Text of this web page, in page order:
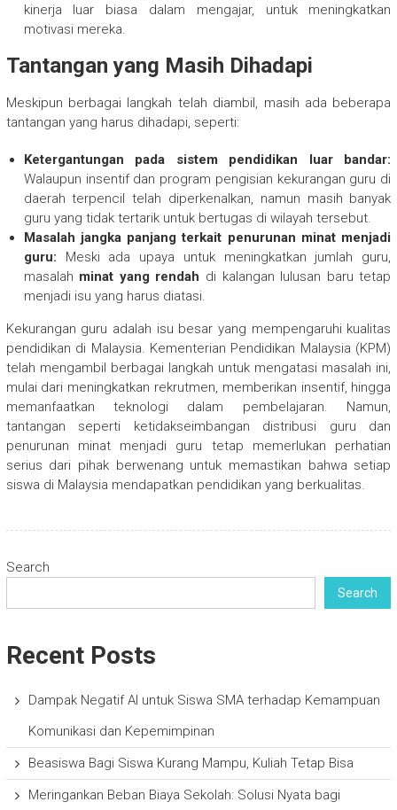
kinerja luar biasa dalam mengajar, untuk meningkatkan
motivasi mereka.
Tantangan yang Masih Dihadapi
Meskipun berbagai langkah telah diambil, masih ada beberapa
tantangan yang harus dihadapi, seperti:
Ketergantungan pada sistem pendidikan luar bandar:
Walaupun insentif dan program pengisian kekurangan guru di
daerah terpencil telah diperkenalkan, namun masih banyak
guru yang tidak tertarik untuk bertugas di wilayah tersebut.
Masalah jangka panjang terkait penurunan minat menjadi
guru: Meski ada upaya untuk meningkatkan jumlah guru,
masalah minat yang rendah di kalangan lulusan baru tetap
menjadi isu yang harus diatasi.
Kekurangan guru adalah isu besar yang mempengaruhi kualitas
pendidikan di Malaysia. Kementerian Pendidikan Malaysia (KPM)
telah mengambil berbagai langkah untuk mengatasi masalah ini,
mulai dari meningkatkan rekrutmen, memberikan insentif, hingga
memanfaatkan teknologi dalam pembelajaran. Namun,
tantangan seperti ketidakseimbangan distribusi guru dan
penurunan minat menjadi guru tetap memerlukan perhatian
serius dari pihak berwenang untuk memastikan bahwa setiap
siswa di Malaysia mendapatkan pendidikan yang berkualitas.
Search
Search
Recent Posts
Dampak Negatif AI untuk Siswa SMA terhadap Kemampuan
Komunikasi dan Kepemimpinan
Beasiswa Bagi Siswa Kurang Mampu, Kuliah Tetap Bisa
Meringankan Beban Biaya Sekolah: Solusi Nyata bagi